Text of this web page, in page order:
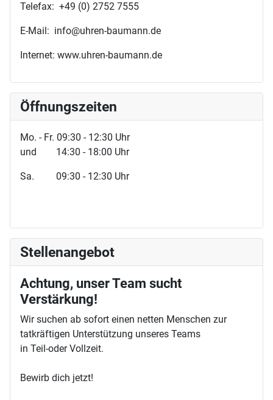
Telefax: +49 (0) 2752 7555
E-Mail: info@uhren-baumann.de
Internet: www.uhren-baumann.de
Öffnungszeiten
Mo. - Fr. 09:30 - 12:30 Uhr
und 14:30 - 18:00 Uhr
Sa. 09:30 - 12:30 Uhr
Stellenangebot
Achtung, unser Team sucht
Verstärkung!
Wir suchen ab sofort einen netten Menschen zur
tatkräftigen Unterstützung unseres Teams
in Teil-oder Vollzeit.
Bewirb dich jetzt!